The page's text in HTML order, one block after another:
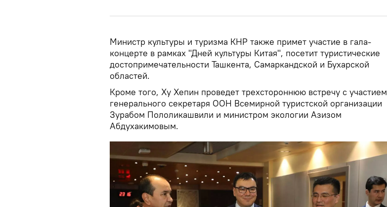
Министр культуры и туризма КНР также примет участие в гала-
концерте в рамках "Дней культуры Китая", посетит туристические
достопримечательности Ташкента, Самаркандской и Бухарской
областей.
Кроме того, Ху Хепин проведет трехстороннюю встречу с участием
генерального секретаря ООН Всемирной туристской организации
Зурабом Пололикашвили и министром экологии Азизом
Абдухакимовым.